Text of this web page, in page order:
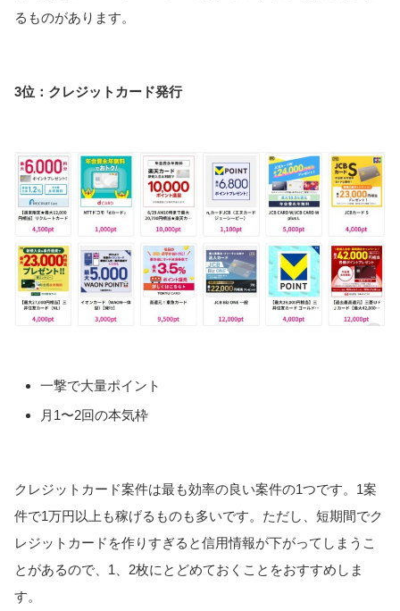
るものがあります。
3位：クレジットカード発行
一撃で大量ポイント
月1〜2回の本気枠
クレジットカード案件は最も効率の良い案件の1つです。1案
件で1万円以上も稼げるものも多いです。ただし、短期間でク
レジットカードを作りすぎると信用情報が下がってしまうこ
とがあるので、1、2枚にとどめておくことをおすすめしま
す。